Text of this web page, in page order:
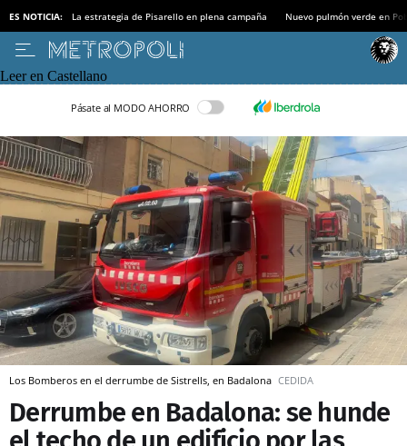
ES NOTICIA: La estrategia de Pisarello en plena campaña Nuevo pulmón verde en
Leer en Castellano
Pásate al MODO AHORRO
Los Bomberos en el derrumbe de Sistrells, en Badalona CEDIDA
Derrumbe en Badalona: se hunde